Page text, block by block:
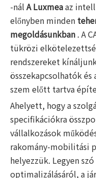
-nál A Luxmeaaz
előnyben minden
megoldásunkban . A
tükrözi
rendszereket
összekapcsolhatók
szem előtt tartva
Ahelyett, hogy a
specifikációkra
vállalkozások
rakomány-mobilitási
helyezzük. Legyen
optimalizálásáról, a